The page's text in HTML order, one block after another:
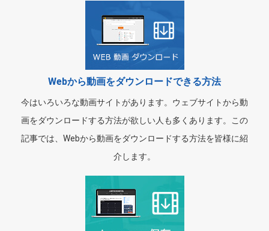
Webから動画をダウンロードできる方法
今はいろいろな動画サイトがあります。ウェブサイトから動
画をダウンロードする方法が欲しい人も多くあります。この
記事では、Webから動画をダウンロードする方法を皆様に紹
介します。